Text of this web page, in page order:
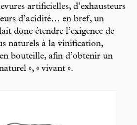
artificielles, d’exhausteurs
d’acidité… en bref, un
donc étendre l’exigence de
naturels à la vinification,
bouteille, afin d’obtenir un
», « vivant ».